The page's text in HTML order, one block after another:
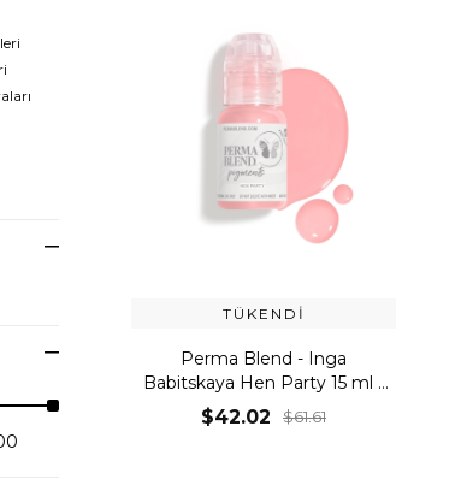
TÜKENDI
Perma Blend - Inga
Babitskaya Hen Party 15 ml -
Dudak Renklendirme Boyası
$42.02 $61.61